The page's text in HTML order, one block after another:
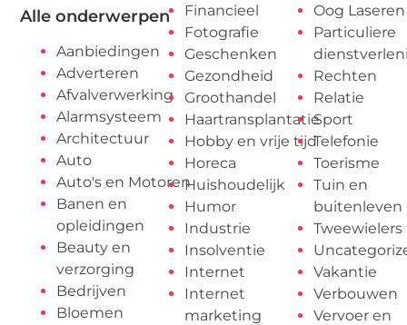
Alle onderwerpen
Aanbiedingen
Adverteren
Afvalverwerking
Alarmsysteem
Architectuur
Auto
Auto's en Motoren
Banen en
opleidingen
Beauty en
verzorging
Bedrijven
Bloemen
Financieel
Fotografie
Geschenken
Gezondheid
Groothandel
Haartransplantatie
Hobby en vrije tijd
Horeca
Huishoudelijk
Humor
Industrie
Insolventie
Internet
Internet
marketing
Oog Laseren
Particuliere
Rechten
Relatie
Sport
Telefonie
Toerisme
Tuin en
buitenleven
Tweewielers
Vakantie
Verbouwen
Vervoer en